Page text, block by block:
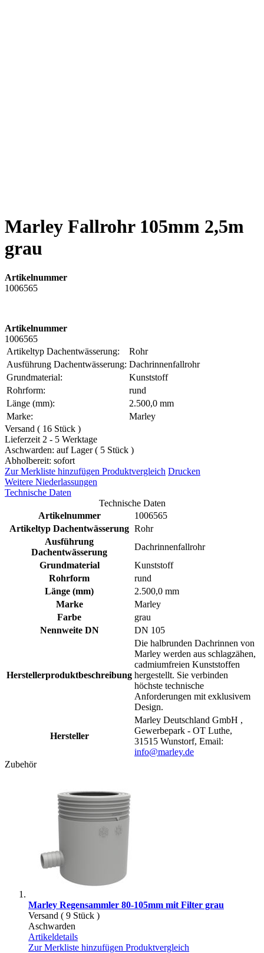
Marley Fallrohr 105mm 2,5m
grau
Artikelnummer
1006565
Artikelnummer
1006565
Artikeltyp Dachentwässerung:
Rohr
Ausführung Dachentwässerung: Dachrinnenfallrohr
Grundmaterial:
Kunststoff
Rohrform:
rund
Länge (mm):
2.500,0 mm
Marke:
Marley
Versand ( 16 Stück )
Lieferzeit 2 - 5 Werktage
Aschwarden: auf Lager ( 5 Stück )
Abholbereit: sofort
Zur Merkliste hinzufügen Produktvergleich Drucken
Weitere Niederlassungen
Technische Daten
Technische Daten
Artikelnummer
1006565
Artikeltyp Dachentwässerung Rohr
Ausführung
Dachentwässerung
Dachrinnenfallrohr
Grundmaterial
Kunststoff
Rohrform
rund
Länge (mm)
2.500,0 mm
Marke
Marley
Farbe
grau
Nennweite DN
DN 105
Herstellerproduktbeschreibung
Die halbrunden Dachrinnen von
Marley werden aus schlagzähen,
cadmiumfreien Kunststoffen
hergestellt. Sie verbinden
höchste technische
Anforderungen mit exklusivem
Design.
Hersteller
Marley Deutschland GmbH ,
Gewerbepark - OT Luthe,
31515 Wunstorf, Email:
info@marley.de
Zubehör
Marley Regensammler 80-105mm mit Filter grau
Versand ( 9 Stück )
Aschwarden
Artikeldetails
Zur Merkliste hinzufügen Produktvergleich